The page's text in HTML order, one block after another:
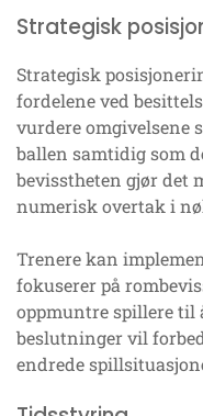
Strategisk
Strategisk
fordelene ved
vurdere omgivelsene
ballen samtidig som
bevisstheten gjør det
numerisk overtak i
Trenere kan
fokuserer på
oppmuntre spillere til
beslutninger vil
endrede